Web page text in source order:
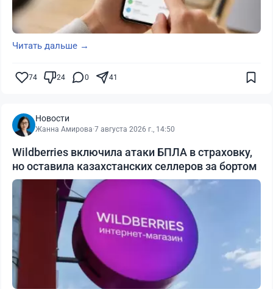
Читать дальше →
74 24 0 41
Новости
Жанна Амирова·7 августа 2026 г., 14:50
Wildberries включила атаки БПЛА в страховку,
но оставила казахстанских селлеров за бортом